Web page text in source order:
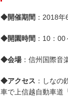
◆開催期間 ：2018
◆開園時間 ：10：
◆会場：信州国際音
◆アクセス ：しな
車で上信越自動車道